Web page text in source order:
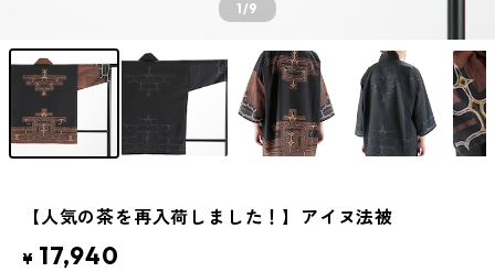
1/9
【人気の茶を再入荷しました！】アイヌ法被
¥ 17,940